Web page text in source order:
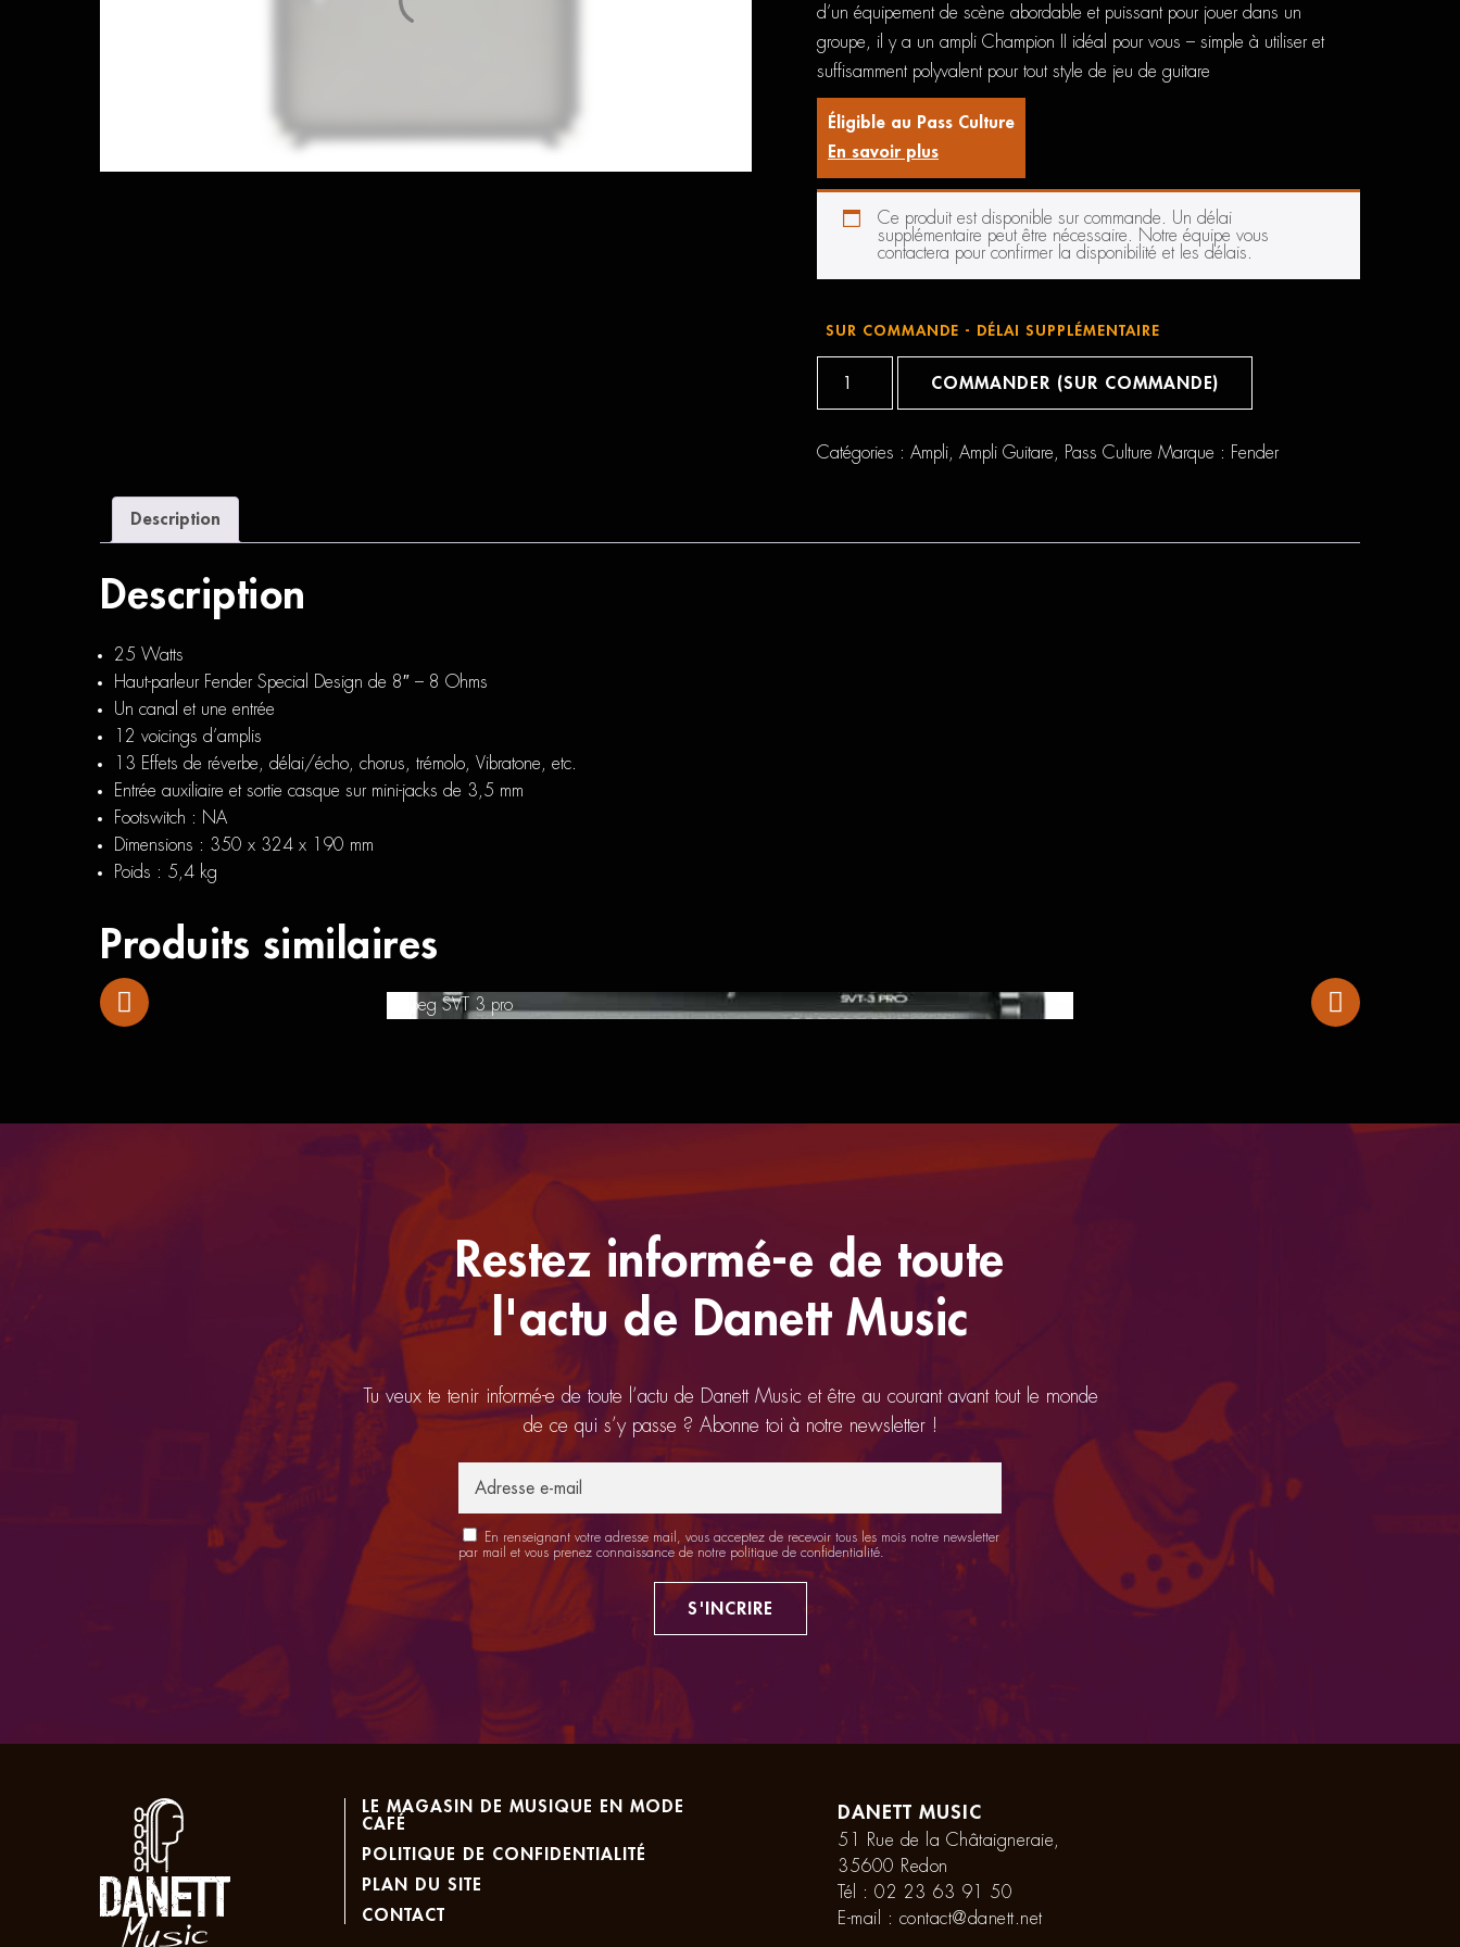
d’un équipement de scène abordable et puissant pour jouer dans un
groupe, il y a un ampli Champion II idéal pour vous – simple à utiliser et
suffisamment polyvalent pour tout style de jeu de guitare
Éligible au Pass Culture
En savoir plus
Ce produit est disponible sur commande. Un délai
supplémentaire peut être nécessaire. Notre équipe vous
contactera pour confirmer la disponibilité et les délais.
SUR COMMANDE - DÉLAI SUPPLÉMENTAIRE
25
COMMANDER (SUR COMMANDE)
Catégories : Ampli Ampli Guitare Pass Culture Marque : Fender
Description
Description
25 Watts
Haut-parleur Fender Special Design de 8″ – 8 Ohms
Un canal et une entrée
12 voicings d’amplis
13 Effets de réverbe, délai/écho, chorus, trémolo, Vibratone, etc.
Entrée auxiliaire et sortie casque sur mini-jacks de 3,5 mm
Footswitch : NA
Dimensions : 350 x 324 x 190 mm
Poids : 5,4 kg
Produits similaires
Ampeg SVT 3 pro
Restez informé-e de toute
l'actu de Danett Music
Tu veux te tenir informé-e de toute l’actu de Danett Music et être au courant avant tout le monde
de ce qui s’y passe ? Abonne toi à notre newsletter !
En renseignant votre adresse mail, vous acceptez de recevoir tous les mois notre newsletter
par mail et vous prenez connaissance de notre politique de confidentialité
S'INCRIRE
LE MAGASIN DE MUSIQUE EN MODE
CAFÉ
POLITIQUE DE CONFIDENTIALITÉ
PLAN DU SITE
CONTACT
DANETT MUSIC
51 Rue de la Châtaigneraie,
35600 Redon
Tél : 02 23 63 91 50
E-mail : contact@danett.net